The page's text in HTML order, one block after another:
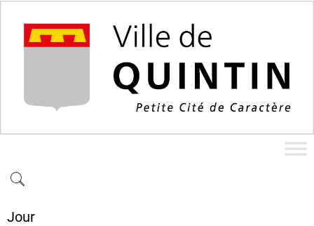
Jour